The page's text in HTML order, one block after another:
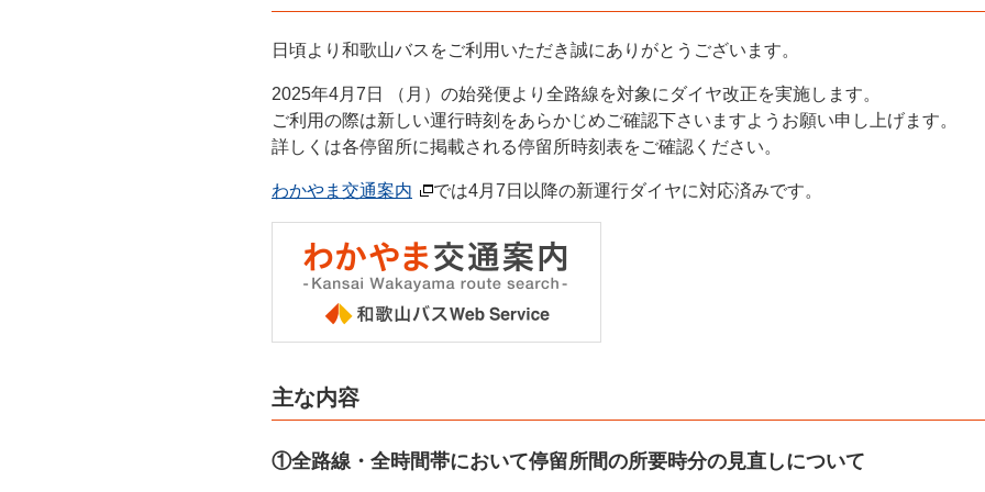
日頃より和歌山バスをご利用いただき誠にありがとうございます。
2025年4月7日 （月）の始発便より全路線を対象にダイヤ改正を実施します。
ご利用の際は新しい運行時刻をあらかじめご確認下さいますようお願い申し上げます。
詳しくは各停留所に掲載される停留所時刻表をご確認ください。
わかやま交通案内 では4月7日以降の新運行ダイヤに対応済みです。
主な内容
①全路線・全時間帯において停留所間の所要時分の見直しについて